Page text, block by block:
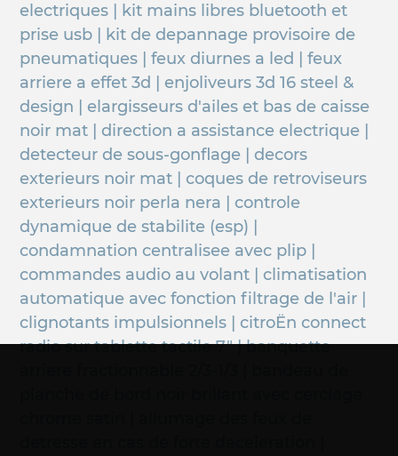
electriques | kit mains libres bluetooth et
prise usb | kit de depannage provisoire de
pneumatiques | feux diurnes a led | feux
arriere a effet 3d | enjoliveurs 3d 16 steel &
design | elargisseurs d'ailes et bas de caisse
noir mat | direction a assistance electrique |
detecteur de sous-gonflage | decors
exterieurs noir mat | coques de retroviseurs
exterieurs noir perla nera | controle
dynamique de stabilite (esp) |
condamnation centralisee avec plip |
commandes audio au volant | climatisation
automatique avec fonction filtrage de l'air |
clignotants impulsionnels | citroËn connect
radio sur tablette tactile 7" | banquette